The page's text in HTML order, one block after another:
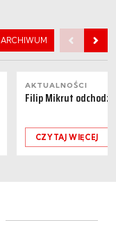
ARCHIWUM
AKTUALNOŚCI
Filip Mikrut
CZYTAJ WIĘCEJ